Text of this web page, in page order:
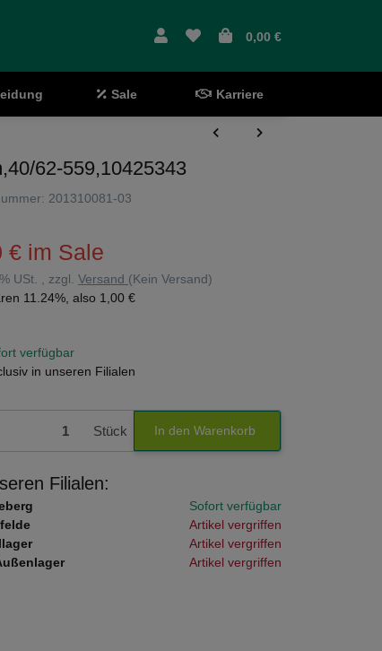
0,00 €
Sale Karriere
62-559,10425343
201310081-03
€ im Sale
USt. , zzgl. Versand (Kein Versand)
11.24%, also 1,00 €
verfügbar
in unseren Filialen
Stück In den Warenkorb
Filialen:
Sofort verfügbar
Artikel vergriffen
Artikel vergriffen
Artikel vergriffen